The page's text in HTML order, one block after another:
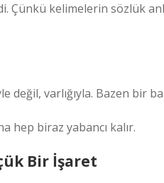
kelimelerin sözlük
değil, varlığıyla. Bazen bir
hep biraz yabancı kalır.
Bir İşaret